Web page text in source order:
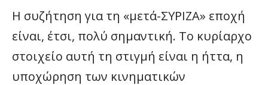
Η συζήτηση για τη «μετά-ΣΥΡΙΖΑ» εποχή
είναι, έτσι, πολύ σημαντική. Το κυρίαρχο
στοιχείο αυτή τη στιγμή είναι η ήττα, η
υποχώρηση των κινηματικών